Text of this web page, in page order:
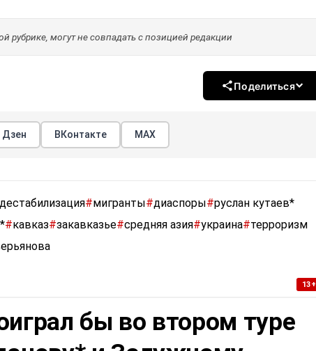
могут не совпадать с позицией редакции
Поделиться
Дзен ВКонтакте МАХ
#мигранты#диаспоры#руслан кутаев*
#кавказ#закавказье#средняя азия#украина#терроризм
13+
бы во втором туре